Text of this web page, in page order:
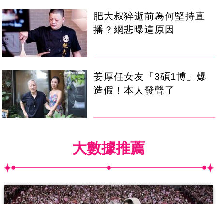
肥大叔猝逝前為何堅持直
播？網悲曝這原因
姜厚任女友「3碩1博」爆
造假！本人發聲了
大數據推薦